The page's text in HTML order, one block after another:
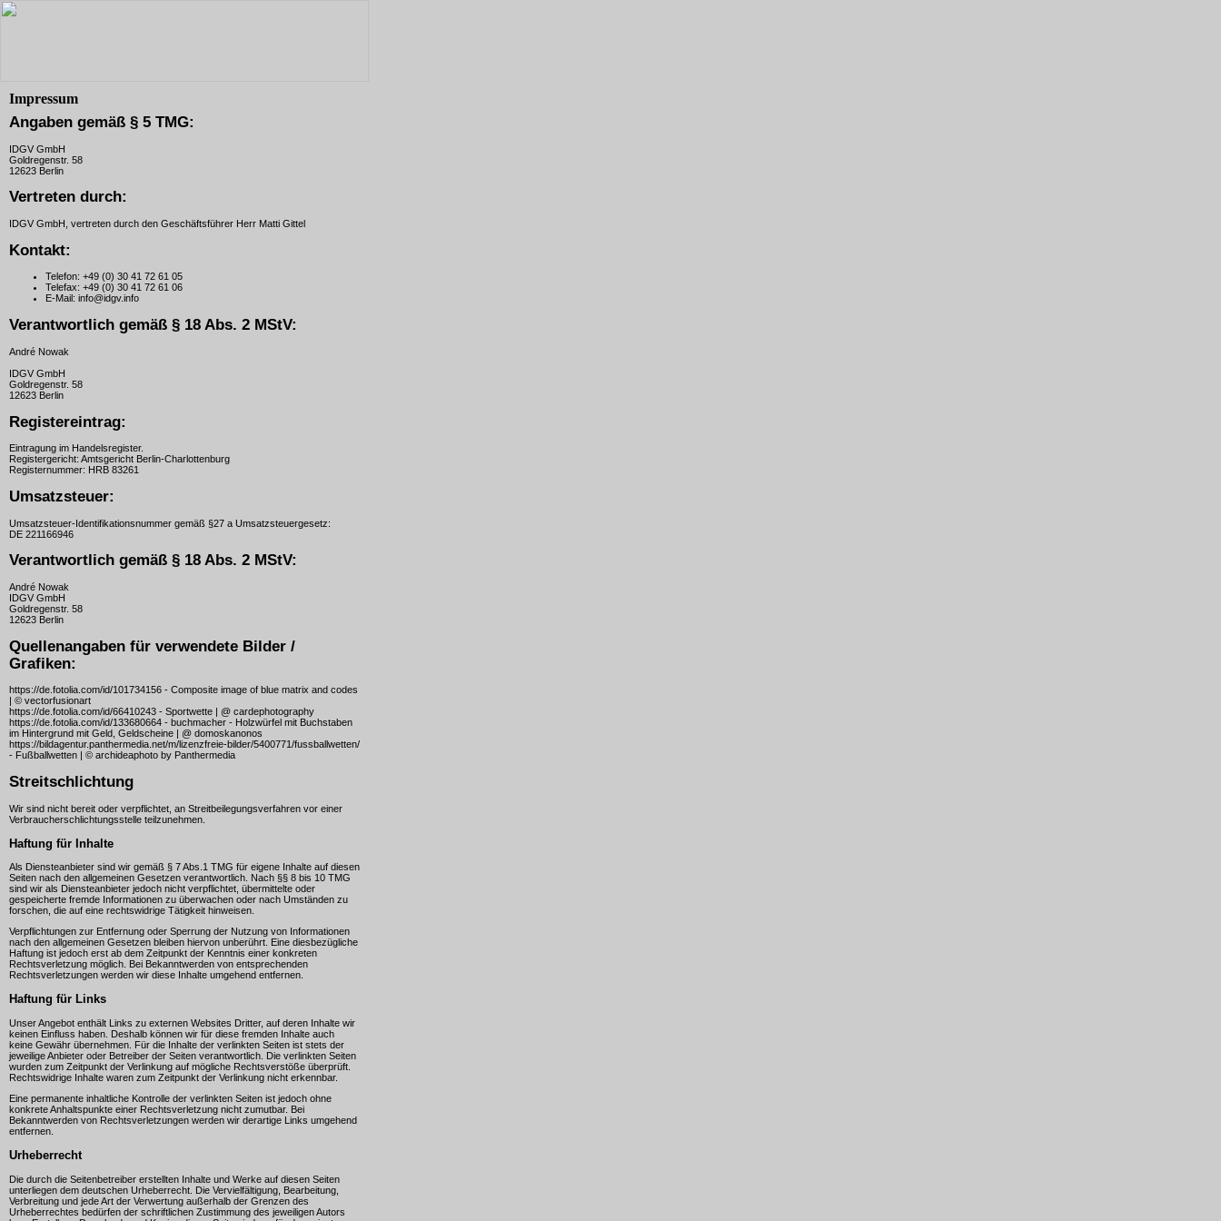
Impressum
Angaben gemäß § 5 TMG:
IDGV GmbH
Goldregenstr. 58
12623 Berlin
Vertreten durch:
IDGV GmbH, vertreten durch den Geschäftsführer Herr Matti Gittel
Kontakt:
Telefon: +49 (0) 30 41 72 61 05
Telefax: +49 (0) 30 41 72 61 06
E-Mail: info@idgv.info
Verantwortlich gemäß § 18 Abs. 2 MStV:
André Nowak
IDGV GmbH
Goldregenstr. 58
12623 Berlin
Registereintrag:
Eintragung im Handelsregister.
Registergericht: Amtsgericht Berlin-Charlottenburg
Registernummer: HRB 83261
Umsatzsteuer:
Umsatzsteuer-Identifikationsnummer gemäß §27 a Umsatzsteuergesetz:
DE 221166946
Verantwortlich gemäß § 18 Abs. 2 MStV:
André Nowak
IDGV GmbH
Goldregenstr. 58
12623 Berlin
Quellenangaben für verwendete Bilder /
Grafiken:
https://de.fotolia.com/id/101734156 - Composite image of blue matrix and codes
| © vectorfusionart
https://de.fotolia.com/id/66410243 - Sportwette | @ cardephotography
https://de.fotolia.com/id/133680664 - buchmacher - Holzwürfel mit Buchstaben
im Hintergrund mit Geld, Geldscheine | @ domoskanonos
https://bildagentur.panthermedia.net/m/lizenzfreie-bilder/5400771/fussballwetten/
- Fußballwetten | © archideaphoto by Panthermedia
Streitschlichtung
Wir sind nicht bereit oder verpflichtet, an Streitbeilegungsverfahren vor einer
Verbraucherschlichtungsstelle teilzunehmen.
Haftung für Inhalte
Als Diensteanbieter sind wir gemäß § 7 Abs.1 TMG für eigene Inhalte auf diesen
Seiten nach den allgemeinen Gesetzen verantwortlich. Nach §§ 8 bis 10 TMG
sind wir als Diensteanbieter jedoch nicht verpflichtet, übermittelte oder
gespeicherte fremde Informationen zu überwachen oder nach Umständen zu
forschen, die auf eine rechtswidrige Tätigkeit hinweisen.
Verpflichtungen zur Entfernung oder Sperrung der Nutzung von Informationen
nach den allgemeinen Gesetzen bleiben hiervon unberührt. Eine diesbezügliche
Haftung ist jedoch erst ab dem Zeitpunkt der Kenntnis einer konkreten
Rechtsverletzung möglich. Bei Bekanntwerden von entsprechenden
Rechtsverletzungen werden wir diese Inhalte umgehend entfernen.
Haftung für Links
Unser Angebot enthält Links zu externen Websites Dritter, auf deren Inhalte wir
keinen Einfluss haben. Deshalb können wir für diese fremden Inhalte auch
keine Gewähr übernehmen. Für die Inhalte der verlinkten Seiten ist stets der
jeweilige Anbieter oder Betreiber der Seiten verantwortlich. Die verlinkten Seiten
wurden zum Zeitpunkt der Verlinkung auf mögliche Rechtsverstöße überprüft.
Rechtswidrige Inhalte waren zum Zeitpunkt der Verlinkung nicht erkennbar.
Eine permanente inhaltliche Kontrolle der verlinkten Seiten ist jedoch ohne
konkrete Anhaltspunkte einer Rechtsverletzung nicht zumutbar. Bei
Bekanntwerden von Rechtsverletzungen werden wir derartige Links umgehend
entfernen.
Urheberrecht
Die durch die Seitenbetreiber erstellten Inhalte und Werke auf diesen Seiten
unterliegen dem deutschen Urheberrecht. Die Vervielfältigung, Bearbeitung,
Verbreitung und jede Art der Verwertung außerhalb der Grenzen des
Urheberrechtes bedürfen der schriftlichen Zustimmung des jeweiligen Autors